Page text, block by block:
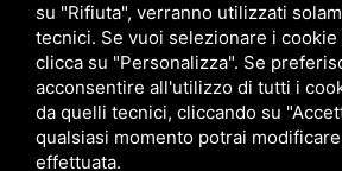
CBA dei Lubrificanti Spa - P. IVA 00624811204 -
R.E.A. n° 293659 - REG. IMPRESE BO Capitale
Sitemap Questo sito è protetto da Google
su "Rifiuta", verranno utilizzati
tecnici. Se vuoi selezionare i cookie
clicca su "Personalizza". Se
acconsentire all'utilizzo di tutti i
da quelli tecnici, cliccando su
qualsiasi momento potrai
effettuata.